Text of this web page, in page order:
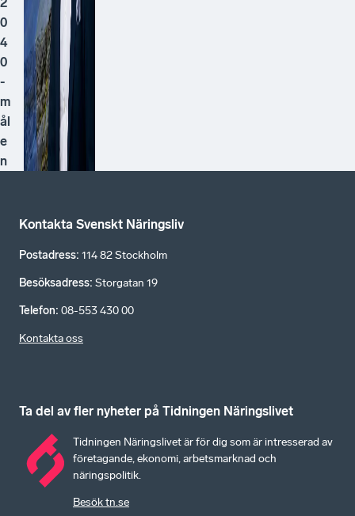
0
4
0
-
m
ål
e
n
Kontakta Svenskt Näringsliv
Postadress: 114 82 Stockholm
Besöksadress: Storgatan 19
Telefon: 08-553 430 00
Kontakta oss
Ta del av fler nyheter på Tidningen Näringslivet
Tidningen Näringslivet är för dig som är intresserad av
företagande, ekonomi, arbetsmarknad och
näringspolitik.
Besök tn.se